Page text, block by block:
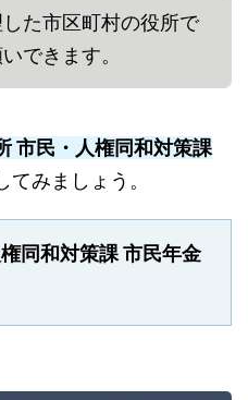
た市区町村の役所で
できます。
市民・人権同和対策課
てみましょう。
同和対策課 市民年金